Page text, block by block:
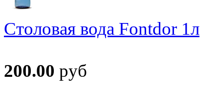
Столовая вода Fontdor 1л
200.00 руб